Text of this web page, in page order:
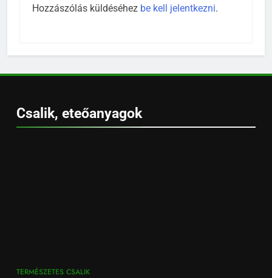
Hozzászólás küldéséhez be kell jelentkezni.
Csalik, eteőanyagok
TERMÉSZETES CSALIK